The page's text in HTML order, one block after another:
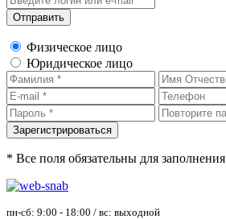
Физическое лицо
Юридическое лицо
* Все поля обязательны для заполнения
пн-сб: 9:00 - 18:00 / вс: выходной